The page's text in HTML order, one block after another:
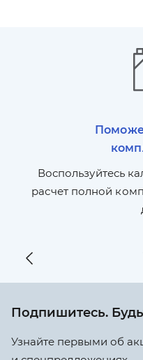
Воспользуйтесь
расчет полной
Подпишитесь.
Узнайте первыми об